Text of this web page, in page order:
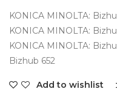
KONICA MINOLTA:
KONICA MINOLTA:
KONICA MINOLTA:
Bizhub 652
Add to wishlist